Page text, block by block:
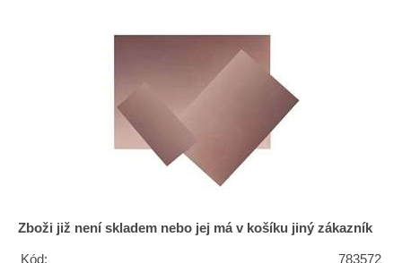
Zboži již není skladem nebo jej má v košíku jiný zákazník
Kód: 783572